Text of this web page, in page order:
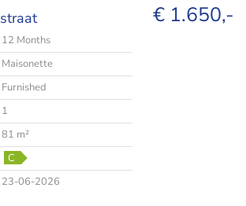
€ 1.650,-
12 Months
Maisonette
Furnished
1
81 m²
C
23-06-2026